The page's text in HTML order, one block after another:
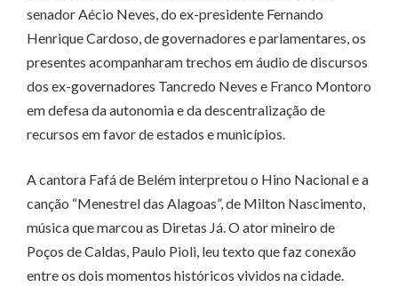
senador Aécio Neves, do ex-presidente Fernando
Henrique Cardoso, de governadores e parlamentares, os
presentes acompanharam trechos em áudio de discursos
dos ex-governadores Tancredo Neves e Franco Montoro
em defesa da autonomia e da descentralização de
recursos em favor de estados e municípios.
A cantora Fafá de Belém interpretou o Hino Nacional e a
canção “Menestrel das Alagoas”, de Milton Nascimento,
música que marcou as Diretas Já. O ator mineiro de
Poços de Caldas, Paulo Pioli, leu texto que faz conexão
entre os dois momentos históricos vividos na cidade.